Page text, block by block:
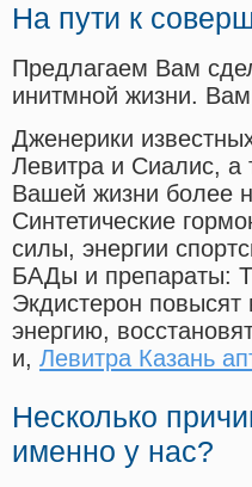
На пути к
Предлагаем Вам
инитмной жизни.
Дженерики
Левитра и Сиалис, а
Вашей жизни более
Синтетические
силы, энергии
БАДы и препараты:
Экдистерон повысят
энергию,
и, Левитра Казань
Несколько
именно у нас?